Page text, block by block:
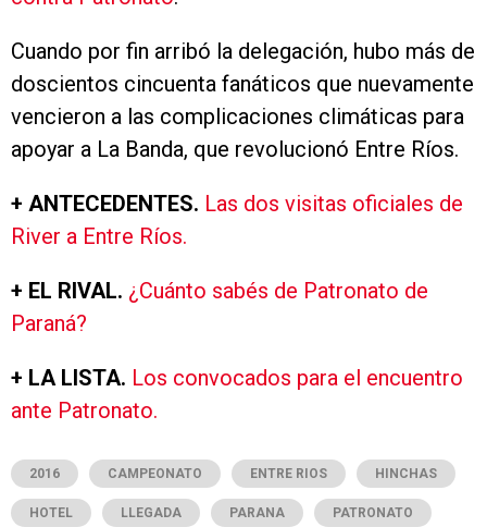
Cuando por fin arribó la delegación, hubo más de
doscientos cincuenta fanáticos que nuevamente
vencieron a las complicaciones climáticas para
apoyar a La Banda, que revolucionó Entre Ríos.
+ ANTECEDENTES. Las dos visitas oficiales de
River a Entre Ríos.
+ EL RIVAL. ¿Cuánto sabés de Patronato de
Paraná?
+ LA LISTA. Los convocados para el encuentro
ante Patronato.
2016 CAMPEONATO ENTRE RIOS HINCHAS
HOTEL LLEGADA PARANA PATRONATO